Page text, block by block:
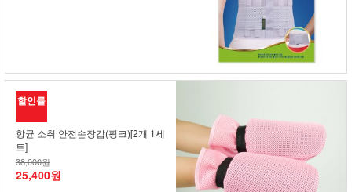
할인률
항균 소취 안전손장갑(핑크)[2개 1세
트]
38,000원
25,400원